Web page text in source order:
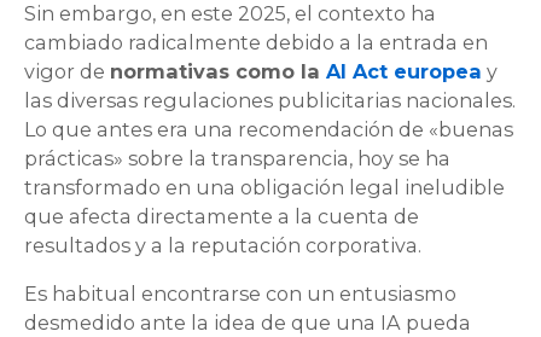
Sin embargo, en este 2025, el contexto ha
cambiado radicalmente debido a la entrada en
vigor de normativas como la AI Act europea y
las diversas regulaciones publicitarias nacionales.
Lo que antes era una recomendación de «buenas
prácticas» sobre la transparencia, hoy se ha
transformado en una obligación legal ineludible
que afecta directamente a la cuenta de
resultados y a la reputación corporativa.
Es habitual encontrarse con un entusiasmo
desmedido ante la idea de que una IA pueda